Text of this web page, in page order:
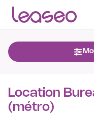
Location
(métro)